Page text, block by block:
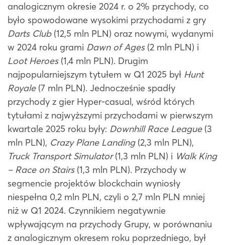
analogicznym okresie 2024 r. o 2% przychody, co
było spowodowane wysokimi przychodami z gry
Darts Club(12,5 mln PLN) oraz nowymi, wydanymi
w 2024 roku grami Dawn of Ages(2 mln PLN) i
Loot Heroes(1,4 mln PLN). Drugim
najpopularniejszym tytułem w Q1 2025 był Hunt
Royale(7 mln PLN). Jednocześnie spadły
przychody z gier Hyper-casual, wśród których
tytułami z najwyższymi przychodami w pierwszym
kwartale 2025 roku były: Downhill Race League(3
mln PLN), Crazy Plane Landing(2,3 mln PLN),
Truck Transport Simulator(1,3 mln PLN) i Walk King
– Race on Stairs(1,3 mln PLN). Przychody w
segmencie projektów blockchain wyniosły
niespełna 0,2 mln PLN, czyli o 2,7 mln PLN mniej
niż w Q1 2024. Czynnikiem negatywnie
wpływającym na przychody Grupy, w porównaniu
z analogicznym okresem roku poprzedniego, był